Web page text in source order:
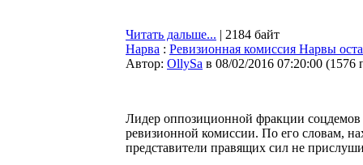
Читать дальше... | 2184 байт
Нарва : Ревизионная комиссия Нарвы
Автор: OllySa в 08/02/2016 07:20:00 (1576
Лидер оппозиционной фракции
ревизионной комиссии. По его словам,
представители правящих сил не